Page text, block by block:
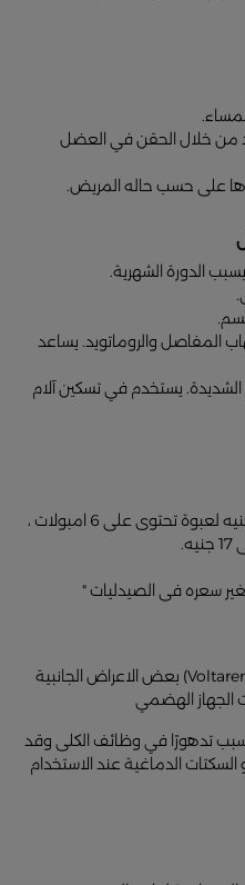
من خلال الحقن في العضل
على حسب حاله المريض.
الدورة الشهرية.
المفاصل والروماتويد. يساعد
الشديدة. يستخدم في تسكين آلام
سعر فولتارين حقن يبلغ حوالى 102 جنيه لعبوة تحتوى على 6 امبولات ،
سعره فى الصيدليات "
قد تسبب حقن فولتارين (Voltaren Injection) بعض الاعراض الجانبية
الجهاز الهضمي
تدهورًا في وظائف الكلى وقد
الدماغية عند الاستخدام